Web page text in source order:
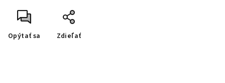
Opýtať sa Zdieľať